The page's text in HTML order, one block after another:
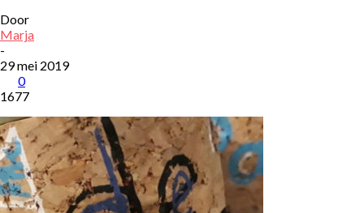
Door
Marja
-
29 mei 2019
0
1677